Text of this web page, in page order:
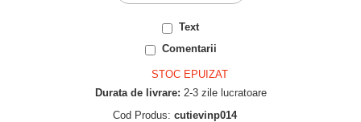
Text
Comentarii
STOC EPUIZAT
Durata de livrare: 2-3 zile lucratoare
Cod Produs: cutievinp014